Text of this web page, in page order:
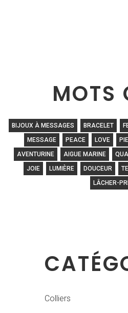
MOTS
BIJOUX À MESSAGES BRACELET
MESSAGE
PEACE LOVE
AVENTURINE
AIGUE MARINE
JOIE
LUMIÈRE DOUCEUR
LÂCHER-
Colliers